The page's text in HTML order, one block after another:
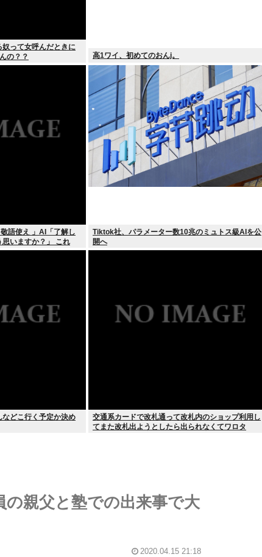
って女呼んだときに
の？？
高1ワイ、初めてのおんj。
語使え 」AI「了解し
思いますか？」 これ
Tiktok社、パラメーター数10兆のミュトス級AIを公
開へ
どこ行く予定か決め
交通系カードで改札通って改札内のショップ利用し
てまた改札出ようとしたら出られなくてワロタ
の親父と塾での出来事で大
2020.04.15 21:18